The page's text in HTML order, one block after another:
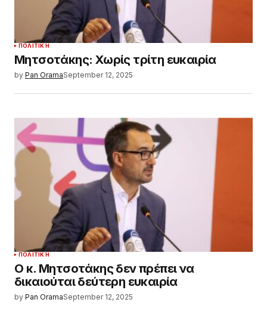
ΠΟΛΙΤΙΚΉ
Μητσοτάκης: Χωρίς τρίτη ευκαιρία
by Pan OramaSeptember 12, 2025
ΠΟΛΙΤΙΚΉ
Ο κ. Μητσοτάκης δεν πρέπει να
δικαιούται δεύτερη ευκαιρία
by Pan OramaSeptember 12, 2025